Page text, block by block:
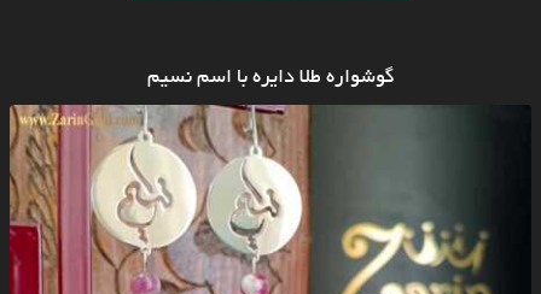
گوشواره طلا دایره با اسم نسیم